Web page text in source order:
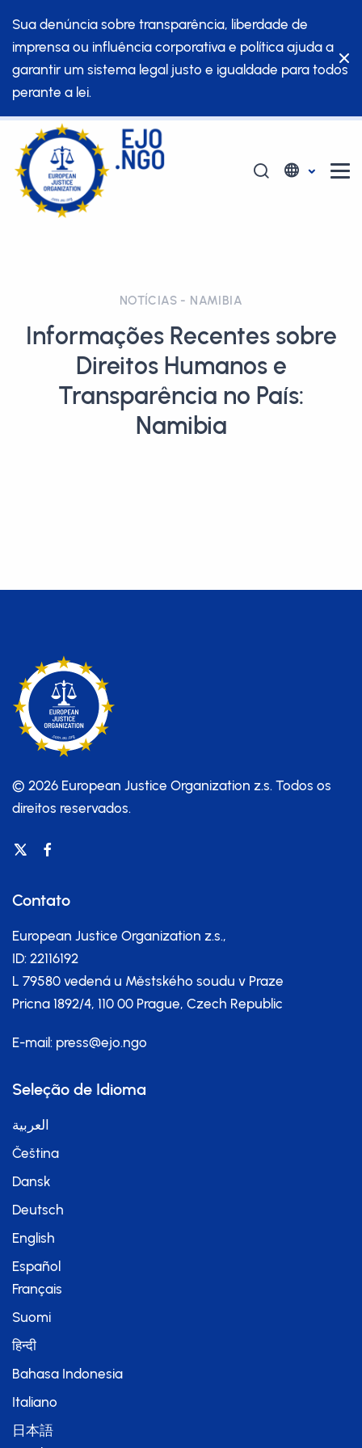
Sua denúncia sobre transparência, liberdade de
imprensa ou influência corporativa e política ajuda a
garantir um sistema legal justo e igualdade para todos
perante a lei.
NOTÍCIAS - NAMIBIA
Informações Recentes sobre
Direitos Humanos e
Transparência no País:
Namibia
© 2026 European Justice Organization z.s. Todos os
direitos reservados.
Contato
European Justice Organization z.s.,
ID: 22116192
L 79580 vedená u Městského soudu v Praze
Pricna 1892/4, 110 00 Prague, Czech Republic
E-mail: press@ejo.ngo
Seleção de Idioma
العربية
Čeština
Dansk
Deutsch
English
Español
Français
Suomi
हिन्दी
Bahasa Indonesia
Italiano
日本語